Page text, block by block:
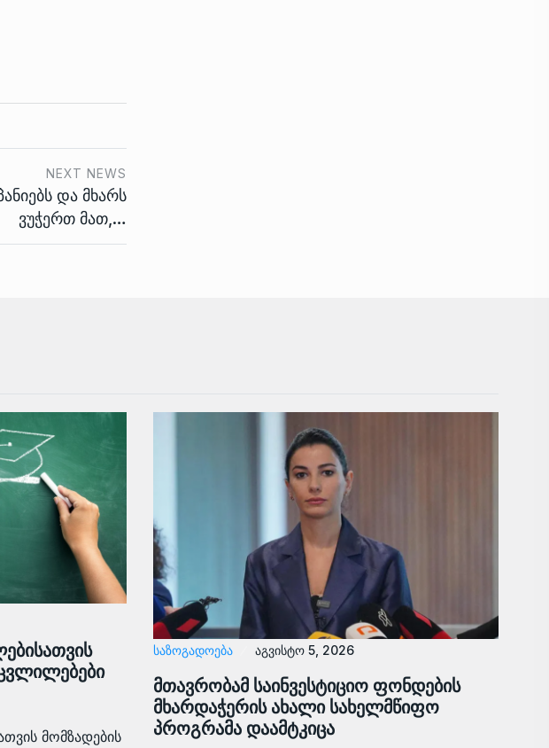
NEXT NEWS
და მხარს
ვუჭერთ მათ,…
მომზადების
ᲡᲐᲖᲝᲒᲐᲓᲝᲔᲑᲐ აგვისტო 5, 2026
მთავრობამ საინვესტიციო ფონდების
მხარდაჭერის ახალი სახელმწიფო
პროგრამა დაამტკიცა